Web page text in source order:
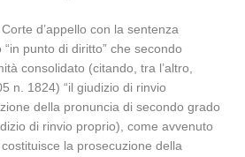
d’appello con la sentenza
punto di diritto” che secondo
consolidato (citando, tra l’altro,
n. 1824) “il giudizio di rinvio
della pronuncia di secondo grado
di rinvio proprio), come avvenuto
la prosecuzione della